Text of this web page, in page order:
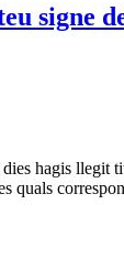
signe
hagis llegit
quals